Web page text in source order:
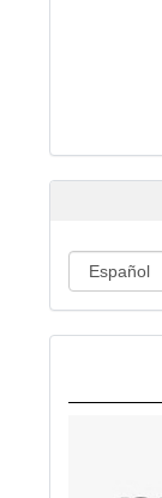
t
í
o